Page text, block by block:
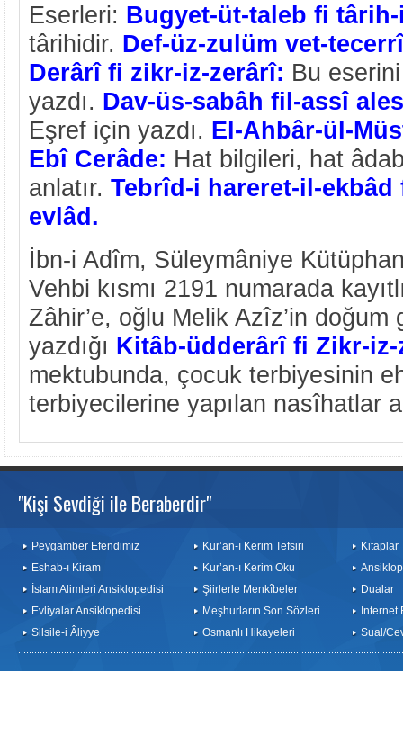
Eserleri: Bugyet-üt-taleb fi
târihidir. Def-üz-zulüm vet-
Derârî fi zikr-iz-zerârî: Bu
yazdı. Dav-üs-sabâh fil-assî
Eşref için yazdı. El-Ahbâr-ül-
Ebî Cerâde: Hat bilgileri, hat
anlatır. Tebrîd-i hareret-il-
evlâd.
İbn-i Adîm, Süleymâniye
Vehbi kısmı 2191 numarada
Zâhir’e, oğlu Melik Azîz’in doğum
yazdığı Kitâb-üdderârî fi Zikr-
mektubunda, çocuk terbiyesinin
terbiyecilerine yapılan nasîhatlar
"Kişi Sevdiği ile Beraberdir"
Peygamber Efendimiz
Eshab-ı Kiram
İslam Alimleri Ansiklopedisi
Evliyalar Ansiklopedisi
Silsile-i Âliyye
Kur’an-ı Kerim Tefsiri
Kur’an-ı Kerim Oku
Şiirlerle Menkîbeler
Meşhurların Son Sözleri
Osmanlı Hikayeleri
Kitaplar
Dualar
İnternet
Sual/